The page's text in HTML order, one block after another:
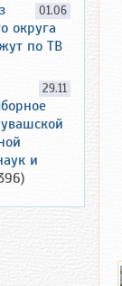
01.06
округа
по ТВ
29.11
и